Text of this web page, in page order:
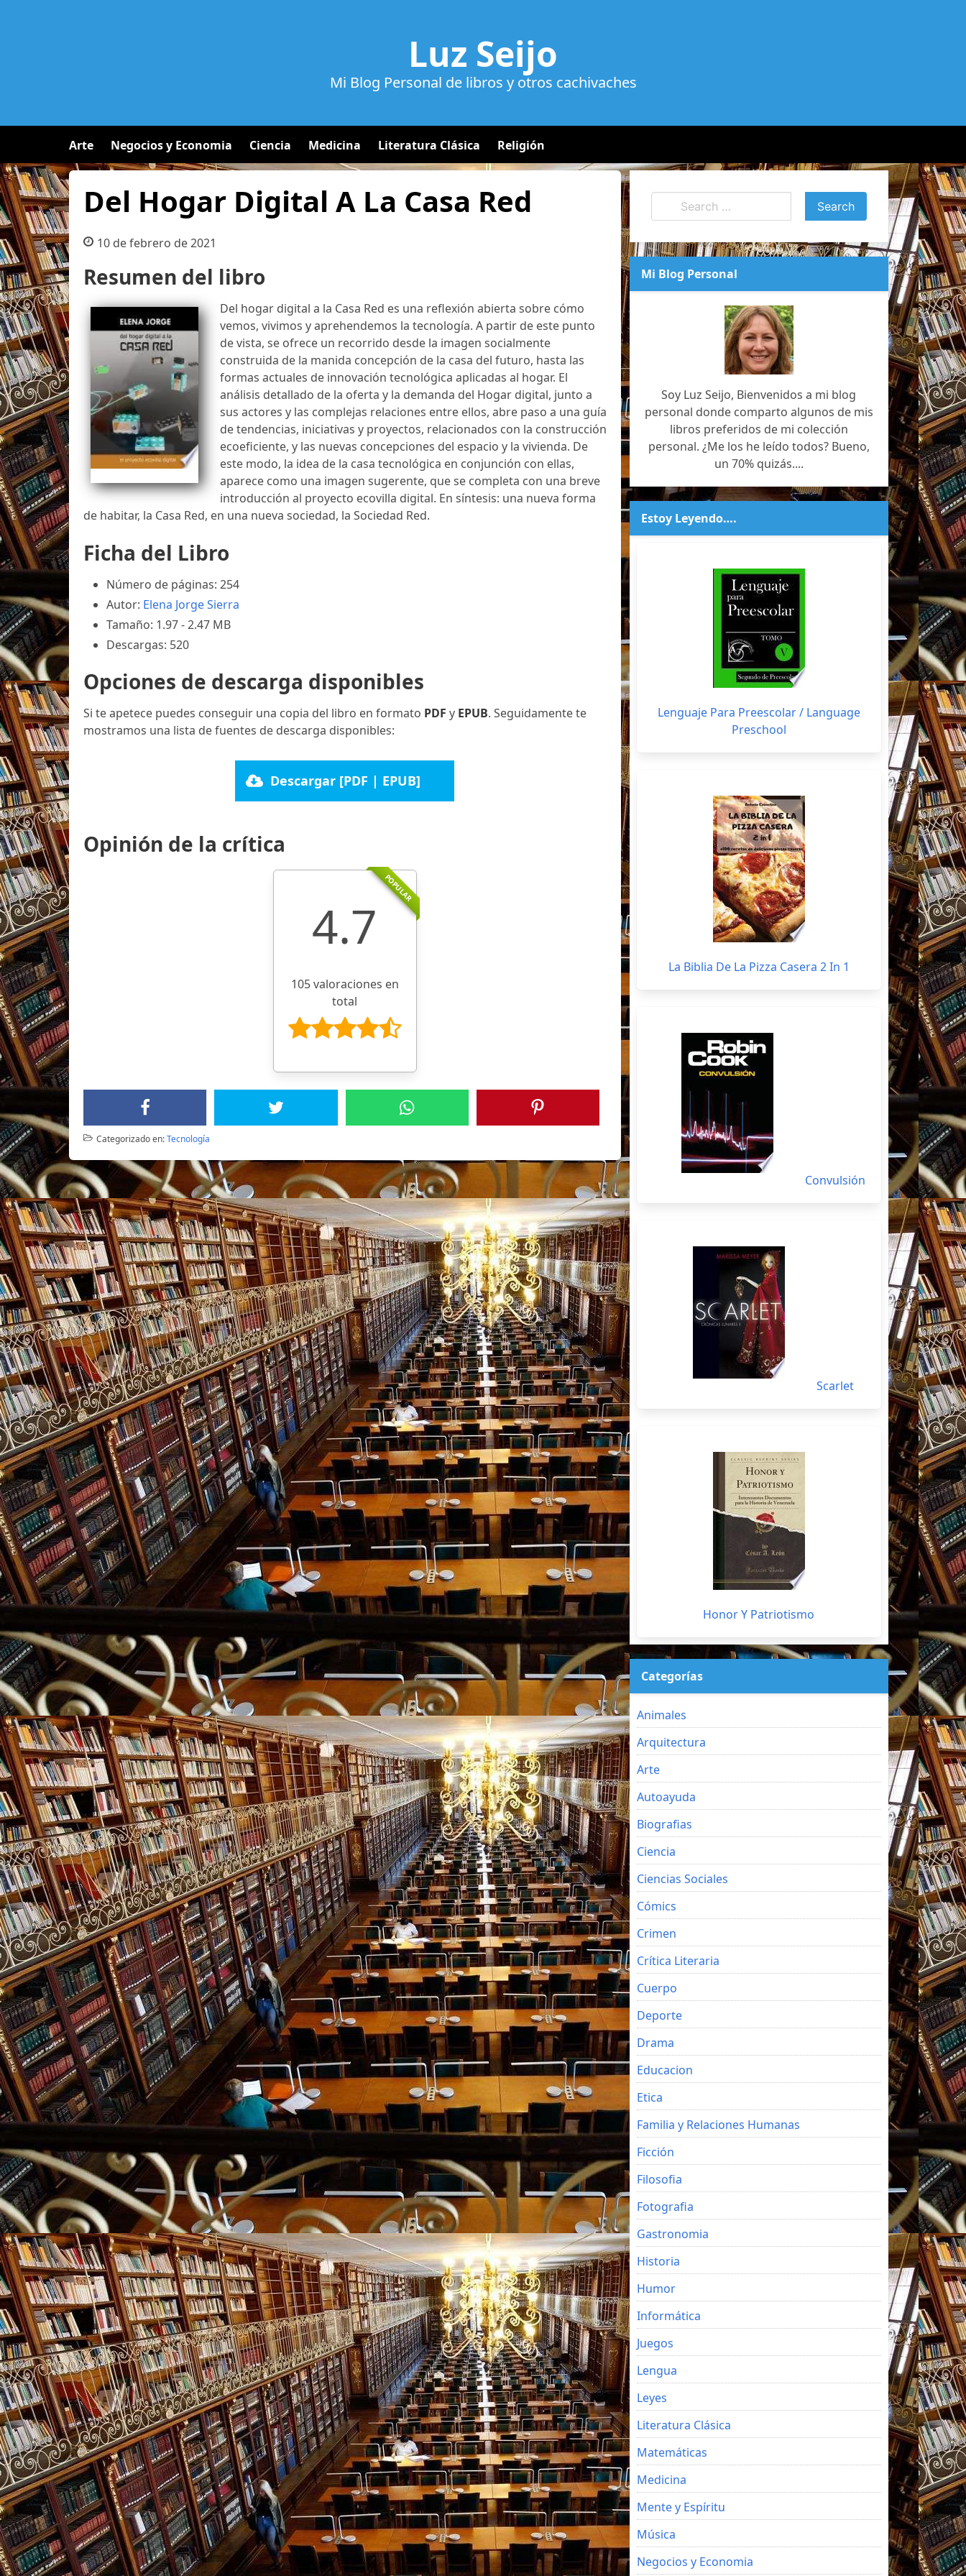
Luz Seijo
Mi Blog Personal de libros y otros cachivaches
Arte Negocios y Economia Ciencia Medicina Literatura Clásica Religión
Del Hogar Digital A La Casa Red
10 de febrero de 2021
Resumen del libro
Del hogar digital a la Casa Red es una reflexión abierta sobre cómo
vemos, vivimos y aprehendemos la tecnología. A partir de este punto
de vista, se ofrece un recorrido desde la imagen socialmente
construida de la manida concepción de la casa del futuro, hasta las
formas actuales de innovación tecnológica aplicadas al hogar. El
análisis detallado de la oferta y la demanda del Hogar digital, junto a
sus actores y las complejas relaciones entre ellos, abre paso a una guía
de tendencias, iniciativas y proyectos, relacionados con la construcción
ecoeficiente, y las nuevas concepciones del espacio y la vivienda. De
este modo, la idea de la casa tecnológica en conjunción con ellas,
aparece como una imagen sugerente, que se completa con una breve
introducción al proyecto ecovilla digital. En síntesis: una nueva forma
de habitar, la Casa Red, en una nueva sociedad, la Sociedad Red.
Ficha del Libro
Número de páginas: 254
Autor: Elena Jorge Sierra
Tamaño: 1.97 - 2.47 MB
Descargas: 520
Opciones de descarga disponibles
Si te apetece puedes conseguir una copia del libro en formato PDF y EPUB. Seguidamente te
mostramos una lista de fuentes de descarga disponibles:
Descargar [PDF | EPUB]
Opinión de la crítica
POPULAR
4.7
105 valoraciones en
total
Categorizado en:Tecnología
Mi Blog Personal
Soy Luz Seijo, Bienvenidos a mi blog
personal donde comparto algunos de mis
libros preferidos de mi colección
personal. ¿Me los he leído todos? Bueno,
un 70% quizás....
Estoy Leyendo….
Lenguaje Para Preescolar / Language
Preschool
La Biblia De La Pizza Casera 2 In 1
Convulsión
Scarlet
Honor Y Patriotismo
Categorías
Animales
Arquitectura
Arte
Autoayuda
Biografias
Ciencia
Ciencias Sociales
Cómics
Crimen
Crítica Literaria
Cuerpo
Deporte
Drama
Educacion
Etica
Familia y Relaciones Humanas
Ficción
Filosofia
Fotografia
Gastronomia
Historia
Humor
Informática
Juegos
Lengua
Leyes
Literatura Clásica
Matemáticas
Medicina
Mente y Espíritu
Música
Negocios y Economia